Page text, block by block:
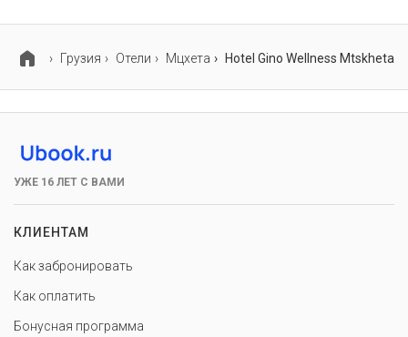
оплачивается отдельно.
Грузия Отели Мцхета Hotel Gino Wellness Mtskheta
УЖЕ 16 ЛЕТ С ВАМИ
КЛИЕНТАМ
Как забронировать
Как оплатить
Бонусная программа